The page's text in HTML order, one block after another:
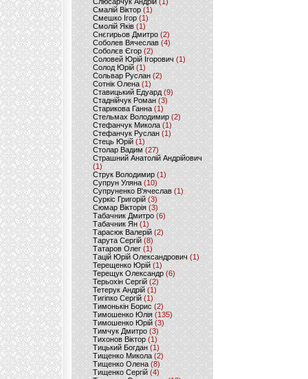
Смалій Віктор (1)
Смешко Ігор (1)
Смолій Яків (1)
Снєгирьов Дмитро (2)
Соболев Вячеслав (4)
Соболєв Єгор(2)
Соловей Юрій Ігорович (1)
Солод Юрій (1)
Сольвар Руслан (2)
Сотнік Олена(1)
Ставицький Едуард (9)
Стаднійчук Роман(3)
Старикова Ганна (1)
Стельмах Володимир(2)
Стефанчук Микола (1)
Стефанчук Руслан (1)
Стець Юрій (1)
Столар Вадим(27)
Страшний Анатолій Андрійович
(1)
Струк Володимир (1)
Супрун Уляна (10)
Супруненко В'ячеслав (1)
Суркіс Григорій (3)
Сюмар Вікторія (3)
Табачник Дмитро (6)
Табачник Ян(1)
Тарасюк Валерій (2)
Тарута Сергій (8)
Татаров Олег(1)
Тацій Юрій Олександрович(1)
Терещенко Юрій(1)
Терещук Олександр(6)
Терьохін Сергій (2)
Тетерук Андрій (1)
Тигіпко Сергій(1)
Тимонькін Борис (2)
Тимошенко Юлія (135)
Тимошенко Юрій(3)
Тимчук Дмитро (3)
Тихонов Віктор (1)
Тицький Богдан (1)
Тищенко Микола (2)
Тищенко Олена (8)
Тищенко Сергій (4)